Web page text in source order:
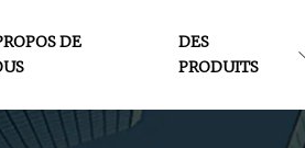
DE
DES
PRODUITS